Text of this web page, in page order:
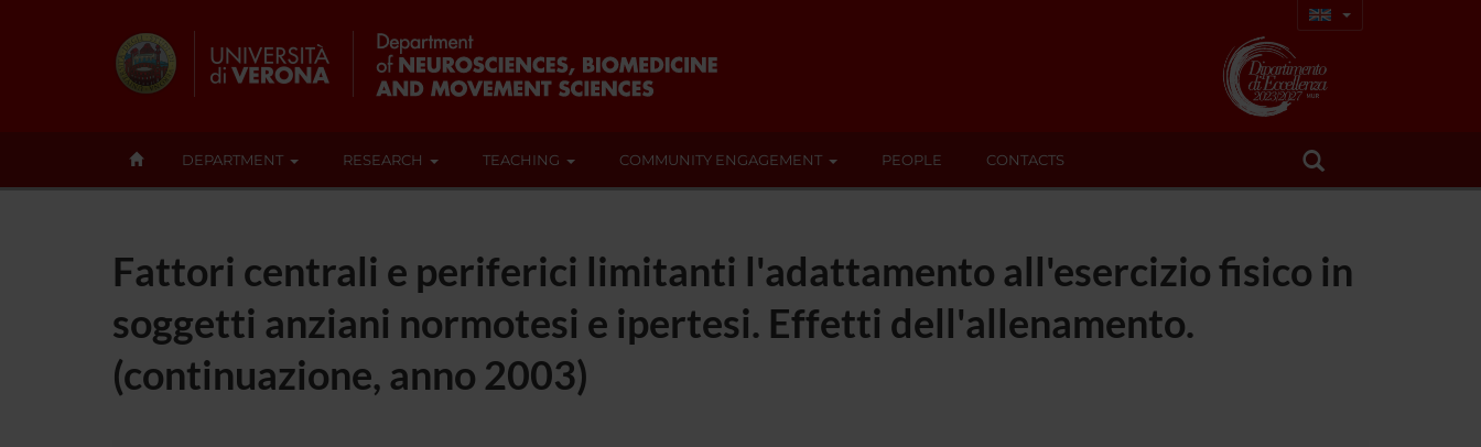
DEPARTMENT RESEARCH TEACHING COMMUNITY ENGAGEMENT PEOPLE CONTACTS
Fattori centrali e periferici limitanti l'adattamento all'esercizio fisico in
soggetti anziani normotesi e ipertesi. Effetti dell'allenamento.
(continuazione, anno 2003)